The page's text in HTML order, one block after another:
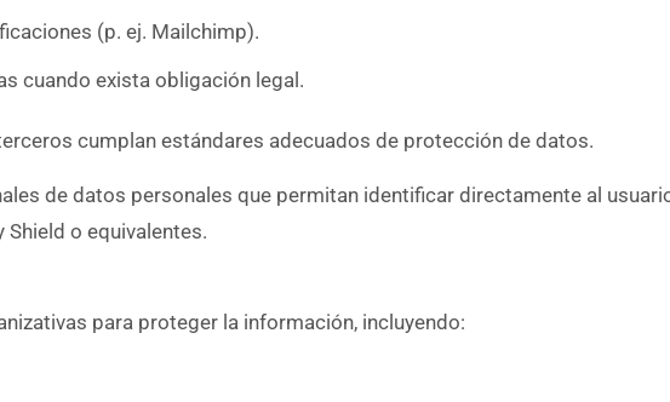
(p. ej. Mailchimp).
cuando exista obligación legal.
cumplan estándares adecuados de protección de datos.
de datos personales que permitan identificar directamente al
Shield o equivalentes.
para proteger la información, incluyendo: